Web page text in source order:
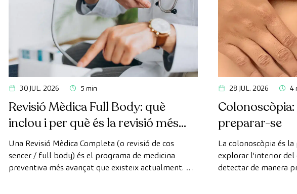
30 JUL. 2026 5 min
Revisió Mèdica Full Body: què
inclou i per què és la revisió més
avançada
Una Revisió Mèdica Completa (o revisió de cos
sencer / full body) és el programa de medicina
preventiva més avançat que existeix actualment. A
28 JUL. 2026 4
preparar-se
La colonoscòpia és
explorar l'interior del
detectar de manera